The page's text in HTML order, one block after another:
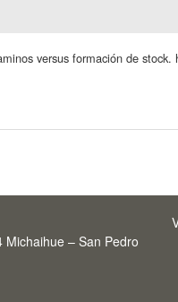
versus formación de
Michaihue – San Pedro